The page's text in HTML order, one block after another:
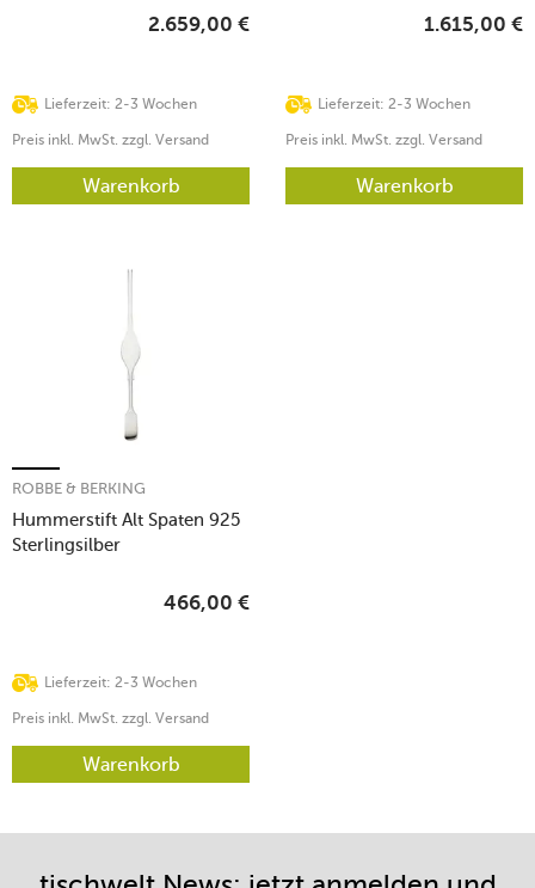
Lieferzeit: 2-3 Wochen
2.659,00 €
Preis inkl. MwSt. zzgl. Versand
Warenkorb
Lieferzeit: 2-3 Wochen
1.615,00 €
Preis inkl. MwSt. zzgl. Versand
Warenkorb
Hummerstift Alt Spaten 925
Sterlingsilber
ROBBE & BERKING
Lieferzeit: 2-3 Wochen
466,00 €
Preis inkl. MwSt. zzgl. Versand
Warenkorb